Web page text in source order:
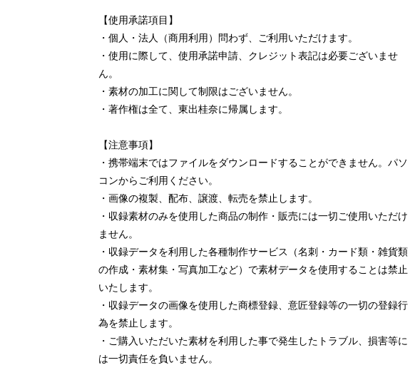
【使用承諾項目】
・個人・法人（商用利用）問わず、ご利用いただけます。
・使用に際して、使用承諾申請、クレジット表記は必要ございませ
ん。
・素材の加工に関して制限はございません。
・著作権は全て、東出桂奈に帰属します。
【注意事項】
・携帯端末ではファイルをダウンロードすることができません。パソ
コンからご利用ください。
・画像の複製、配布、譲渡、転売を禁止します。
・収録素材のみを使用した商品の制作・販売には一切ご使用いただけ
ません。
・収録データを利用した各種制作サービス（名刺・カード類・雑貨類
の作成・素材集・写真加工など）で素材データを使用することは禁止
いたします。
・収録データの画像を使用した商標登録、意匠登録等の一切の登録行
為を禁止します。
・ご購入いただいた素材を利用した事で発生したトラブル、損害等に
は一切責任を負いません。